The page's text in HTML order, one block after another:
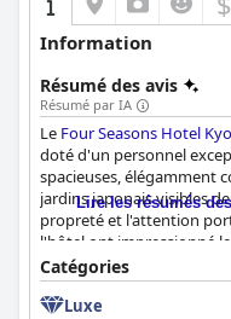
Information
Résumé des avis
Résumé par IA
Le Four Seasons Hotel
doté d'un personnel
spacieuses, élégamment
jardins japonais visibles
propreté et l'attention
l'hôtel ont impressionné
que cela dépassait leurs
commentaires élogieux,
exceptionnel, serviable et
Lire les résumés
Catégories
Luxe